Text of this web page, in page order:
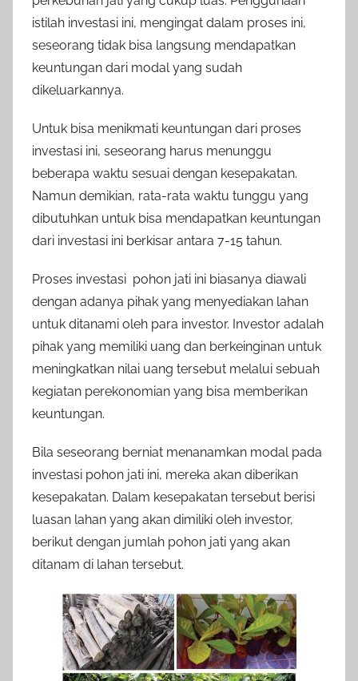
istilah investasi ini, mengingat dalam proses ini,
seseorang tidak bisa langsung mendapatkan
keuntungan dari modal yang sudah
dikeluarkannya.
Untuk bisa menikmati keuntungan dari proses
investasi ini, seseorang harus menunggu
beberapa waktu sesuai dengan kesepakatan.
Namun demikian, rata-rata waktu tunggu yang
dibutuhkan untuk bisa mendapatkan keuntungan
dari investasi ini berkisar antara 7-15 tahun.
Proses investasi pohon jati ini biasanya diawali
dengan adanya pihak yang menyediakan lahan
untuk ditanami oleh para investor. Investor adalah
pihak yang memiliki uang dan berkeinginan untuk
meningkatkan nilai uang tersebut melalui sebuah
kegiatan perekonomian yang bisa memberikan
keuntungan.
Bila seseorang berniat menanamkan modal pada
investasi pohon jati ini, mereka akan diberikan
kesepakatan. Dalam kesepakatan tersebut berisi
luasan lahan yang akan dimiliki oleh investor,
berikut dengan jumlah pohon jati yang akan
ditanam di lahan tersebut.